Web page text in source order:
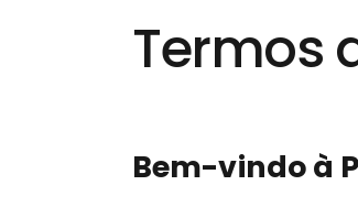
Termos
Bem-vindo à